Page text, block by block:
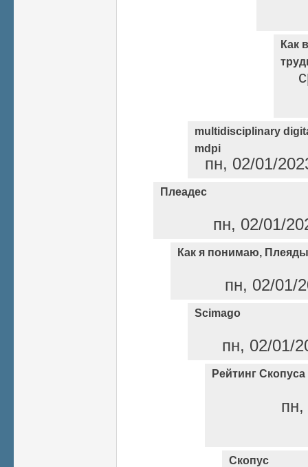
Как
multidisciplinary
mdpi
пн, 02/01/
Плеадес
пн, 02/01/
Как я понимаю,
пн, 02/01/
Scimago
пн, 02/01/
Рейтинг Скопуса
Скопус